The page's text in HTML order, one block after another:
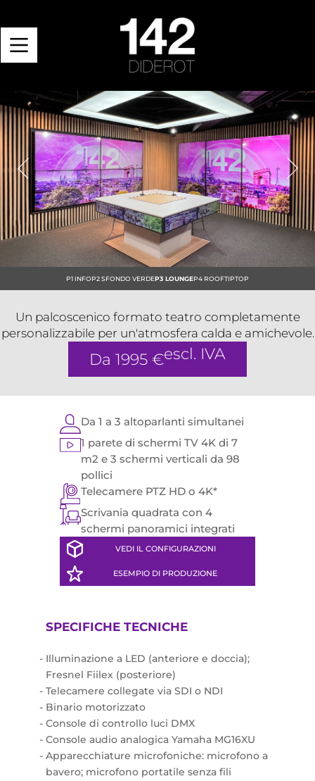
Previous Next
P1 INFOP2 SFONDO VERDEP3 LOUNGEP4 ROOFTIPTOP
Un palcoscenico formato teatro completamente
personalizzabile per un'atmosfera calda e amichevole.
Da 1995 €escl. IVA
Da 1 a 3 altoparlanti simultanei
1 parete di schermi TV 4K di 7
m2 e 3 schermi verticali da 98
pollici
Telecamere PTZ HD o 4K*
Scrivania quadrata con 4
schermi panoramici integrati
VEDI IL CONFIGURAZIONI
ESEMPIO DI PRODUZIONE
SPECIFICHE TECNICHE
Illuminazione a LED (anteriore e doccia);
Fresnel Fiilex (posteriore)
Telecamere collegate via SDI o NDI
Binario motorizzato
Console di controllo luci DMX
Console audio analogica Yamaha MG16XU
Apparecchiature microfoniche: microfono a
bavero; microfono portatile senza fili